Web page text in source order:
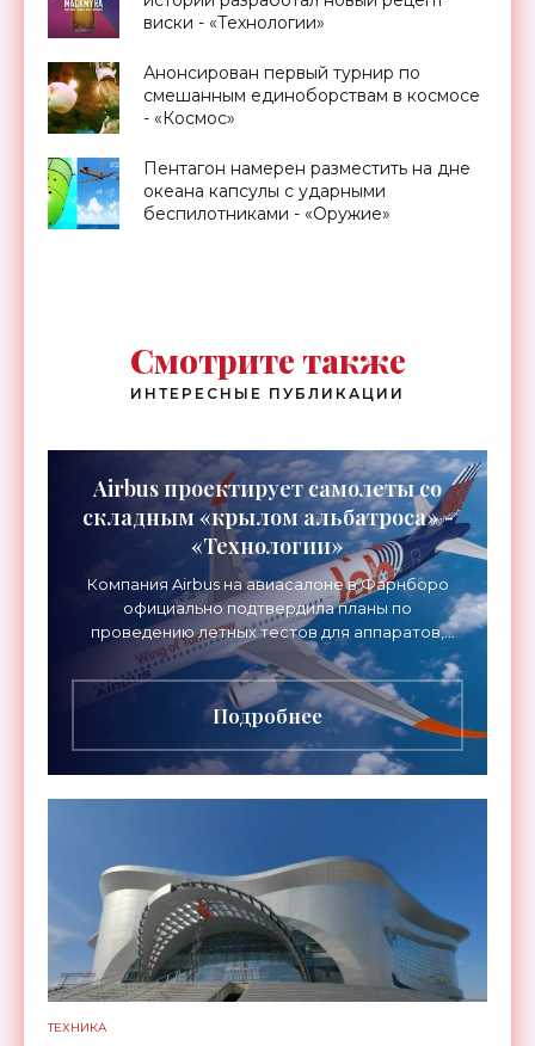
виски - «Технологии»
Анонсирован первый турнир по
смешанным единоборствам в космосе
- «Космос»
Пентагон намерен разместить на дне
океана капсулы с ударными
беспилотниками - «Оружие»
Смотрите также
ИНТЕРЕСНЫЕ ПУБЛИКАЦИИ
Airbus проектирует самолеты со
складным «крылом альбатроса» -
«Технологии»
Компания Airbus на авиасалоне в Фарнборо
официально подтвердила планы по
проведению летных тестов для аппаратов,
созданных в рамках нового проекта «Крыло
будущего». Цель разработки
Подробнее
ТЕХНИКА